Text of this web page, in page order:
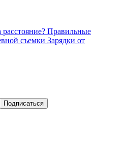
Правильные
съемки Зарядки от
Подписаться